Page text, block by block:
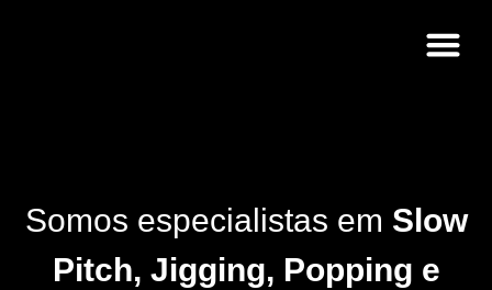
Somos especialistas em Slow
Pitch, Jigging, Popping e